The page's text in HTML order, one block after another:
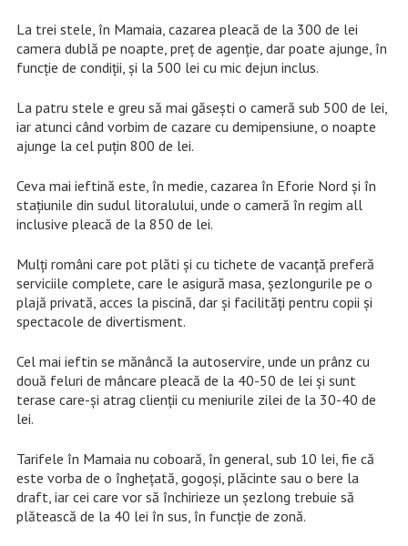
La trei stele, în Mamaia, cazarea pleacă de la 300 de lei
camera dublă pe noapte, preţ de agenţie, dar poate ajunge, în
funcţie de condiţii, şi la 500 lei cu mic dejun inclus.
La patru stele e greu să mai găseşti o cameră sub 500 de lei,
iar atunci când vorbim de cazare cu demipensiune, o noapte
ajunge la cel puţin 800 de lei.
Ceva mai ieftină este, în medie, cazarea în Eforie Nord şi în
staţiunile din sudul litoralului, unde o cameră în regim all
inclusive pleacă de la 850 de lei.
Mulţi români care pot plăti şi cu tichete de vacanţă preferă
serviciile complete, care le asigură masa, şezlongurile pe o
plajă privată, acces la piscină, dar şi facilităţi pentru copii şi
spectacole de divertisment.
Cel mai ieftin se mănâncă la autoservire, unde un prânz cu
două feluri de mâncare pleacă de la 40-50 de lei şi sunt
terase care-şi atrag clienţii cu meniurile zilei de la 30-40 de
lei.
Tarifele în Mamaia nu coboară, în general, sub 10 lei, fie că
este vorba de o îngheţată, gogoşi, plăcinte sau o bere la
draft, iar cei care vor să închirieze un şezlong trebuie să
plătească de la 40 lei în sus, în funcţie de zonă.